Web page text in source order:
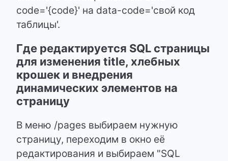
code='{code}' на data-code='свой код
таблицы'.
Где редактируется SQL страницы
для изменения title, хлебных
крошек и внедрения
динамических элементов на
страницу
В меню /pages выбираем нужную
страницу, переходим в окно её
редактирования и выбираем "SQL